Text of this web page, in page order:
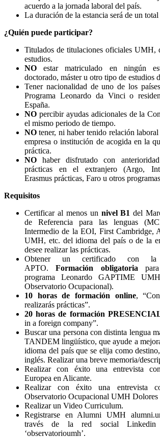
acuerdo a la jornada laboral del país.
La duración de la estancia será de un total
¿Quién puede participar?
Titulados de titulaciones oficiales UMH,
estudios.
NO estar matriculado en ningún
doctorado, máster u otro tipo de estudios
Tener nacionalidad de uno de los
Programa Leonardo da Vinci o
España.
NO percibir ayudas adicionales de la
el mismo periodo de tiempo.
NO tener, ni haber tenido relación
empresa o institución de acogida en la
práctica.
NO haber disfrutado con
prácticas en el extranjero (Argo,
Erasmus prácticas, Faro u otros
Requisitos
Certificar al menos un nivel B1 del
de Referencia para las lenguas
Intermedio de la EOI, First Cambridge,
UMH, etc. del idioma del país o de la
desee realizar las prácticas.
Obtener un certificado con la
APTO.Formación obligatoria
programa Leonardo GAPTIME
Observatorio Ocupacional).
10 horas de formación online,
realizarás prácticas”.
20 horas de formación
in a foreign company”.
Buscar una persona con distinta lengua
TANDEM lingüístico, que ayude a
idioma del país que se elija como
inglés. Realizar una breve memoria/
Realizar con éxito una entrevista
Europea en Alicante.
Realizar con éxito una entrevista
Observatorio Ocupacional UMH Dolores
Realizar un Video Curriculum.
Registrarse en Alumni UMH
través de la red social
‘observatorioumh’.